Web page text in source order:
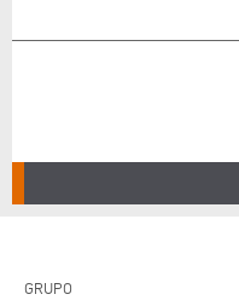
GRUPO